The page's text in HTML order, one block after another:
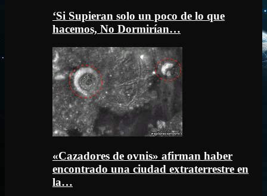
‘Si Supieran solo un poco de lo que
hacemos, No Dormirían…
«Cazadores de ovnis» afirman haber
encontrado una ciudad extraterrestre en
la…